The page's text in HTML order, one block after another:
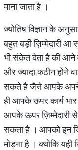
माना जाता है ।
ज्योतिष विज्ञान के
बहुत बड़ी ज़िम्मेदारी
भी संकेत देता है की आने
और ज्यादा कठीन होने
सकते है जैसे आपके अपने
ही आपके ऊपर कार्य
आपके ऊपर ज़िम्मेदारी से
सकता है । आपको इन
मोड़ना है । क्योकि यही